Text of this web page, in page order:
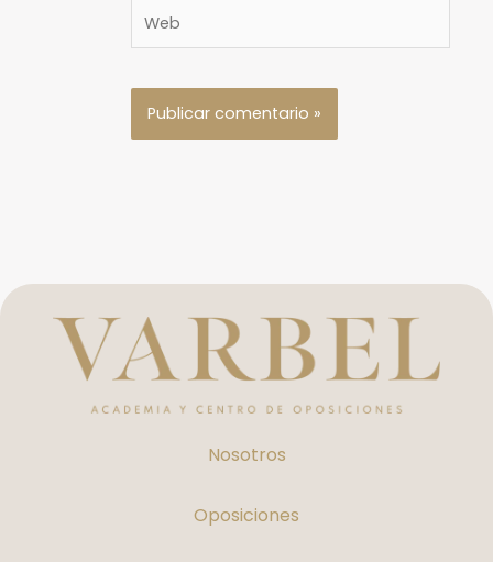
Web
Nosotros
Oposiciones